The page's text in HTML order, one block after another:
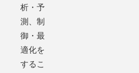
析・予
測、制
御・最
適化を
するこ